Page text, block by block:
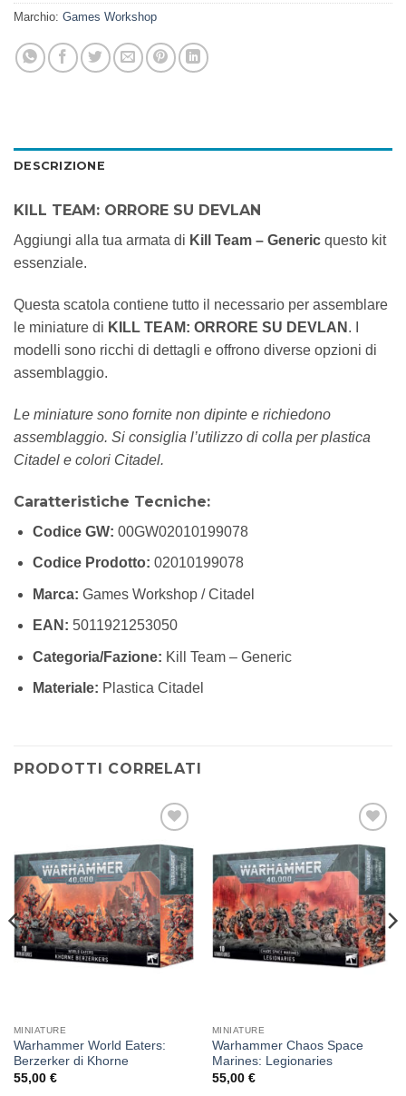
Marchio: Games Workshop
DESCRIZIONE
KILL TEAM: ORRORE SU DEVLAN
Aggiungi alla tua armata di Kill Team – Generic questo kit
essenziale.
Questa scatola contiene tutto il necessario per assemblare
le miniature di KILL TEAM: ORRORE SU DEVLAN . I
modelli sono ricchi di dettagli e offrono diverse opzioni di
assemblaggio.
Le miniature sono fornite non dipinte e richiedono
assemblaggio. Si consiglia l’utilizzo di colla per plastica
Citadel e colori Citadel.
Caratteristiche Tecniche:
Codice GW: 00GW02010199078
Codice Prodotto: 02010199078
Marca: Games Workshop / Citadel
EAN: 5011921253050
Categoria/Fazione: Kill Team – Generic
Materiale: Plastica Citadel
PRODOTTI CORRELATI
Aggiungi
alla lista
dei
desideri
MINIATURE
Warhammer World Eaters:
Berzerker di Khorne
55,00 €
Aggiungi
alla lista
dei
desideri
MINIATURE
Warhammer Chaos Space
Marines: Legionaries
55,00 €